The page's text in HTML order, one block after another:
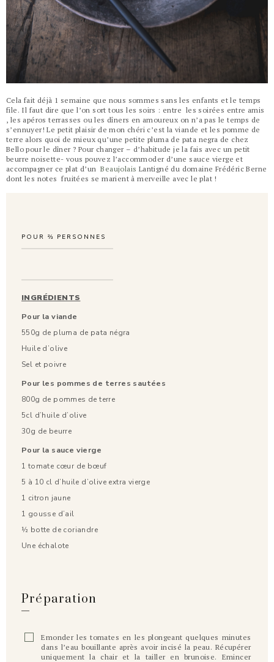
Cela fait déjà 1 semaine que nous sommes sans les enfants et le temps
file. Il faut dire que l’on sort tous les soirs : entre les soirées entre amis
, les apéros terrasses ou les dîners en amoureux on n’a pas le temps de
s’ennuyer! Le petit plaisir de mon chéri c’est la viande et les pomme de
terre alors quoi de mieux qu’une petite pluma de pata negra de chez
Bello pour le dîner ? Pour changer – d’habitude je la fais avec un petit
beurre noisette- vous pouvez l’accommoder d’une sauce vierge et
accompagner ce plat d’unBeaujolais Lantigné du domaine Frédéric Berne
dont les notes fruitées se marient à merveille avec le plat !
POUR ⅔ PERSONNES
INGRÉDIENTS
Pour la viande
550g de pluma de pata négra
Huile d’olive
Sel et poivre
Pour les pommes de terres sautées
800g de pommes de terre
5cl d’huile d’olive
30g de beurre
Pour la sauce vierge
1 tomate cœur de bœuf
5 à 10 cl d’huile d’olive extra vierge
1 citron jaune
1 gousse d’ail
½ botte de coriandre
Une échalote
Préparation
Emonder les tomates en les plongeant quelques minutes
dans l’eau bouillante après avoir incisé la peau. Récupérer
uniquement la chair et la tailler en brunoise. Emincer